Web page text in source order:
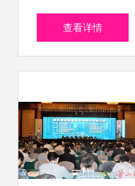
兴国际墙体屋面材
生产装备博览会成
功召开，聚焦行业
查看详情